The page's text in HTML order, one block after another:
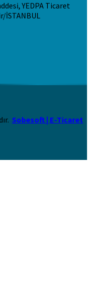
YEDPA Ticaret
İSTANBUL
Sobesoft | E-Ticaret